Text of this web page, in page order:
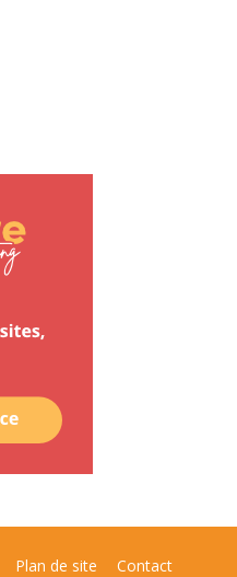
Plan de site Contact